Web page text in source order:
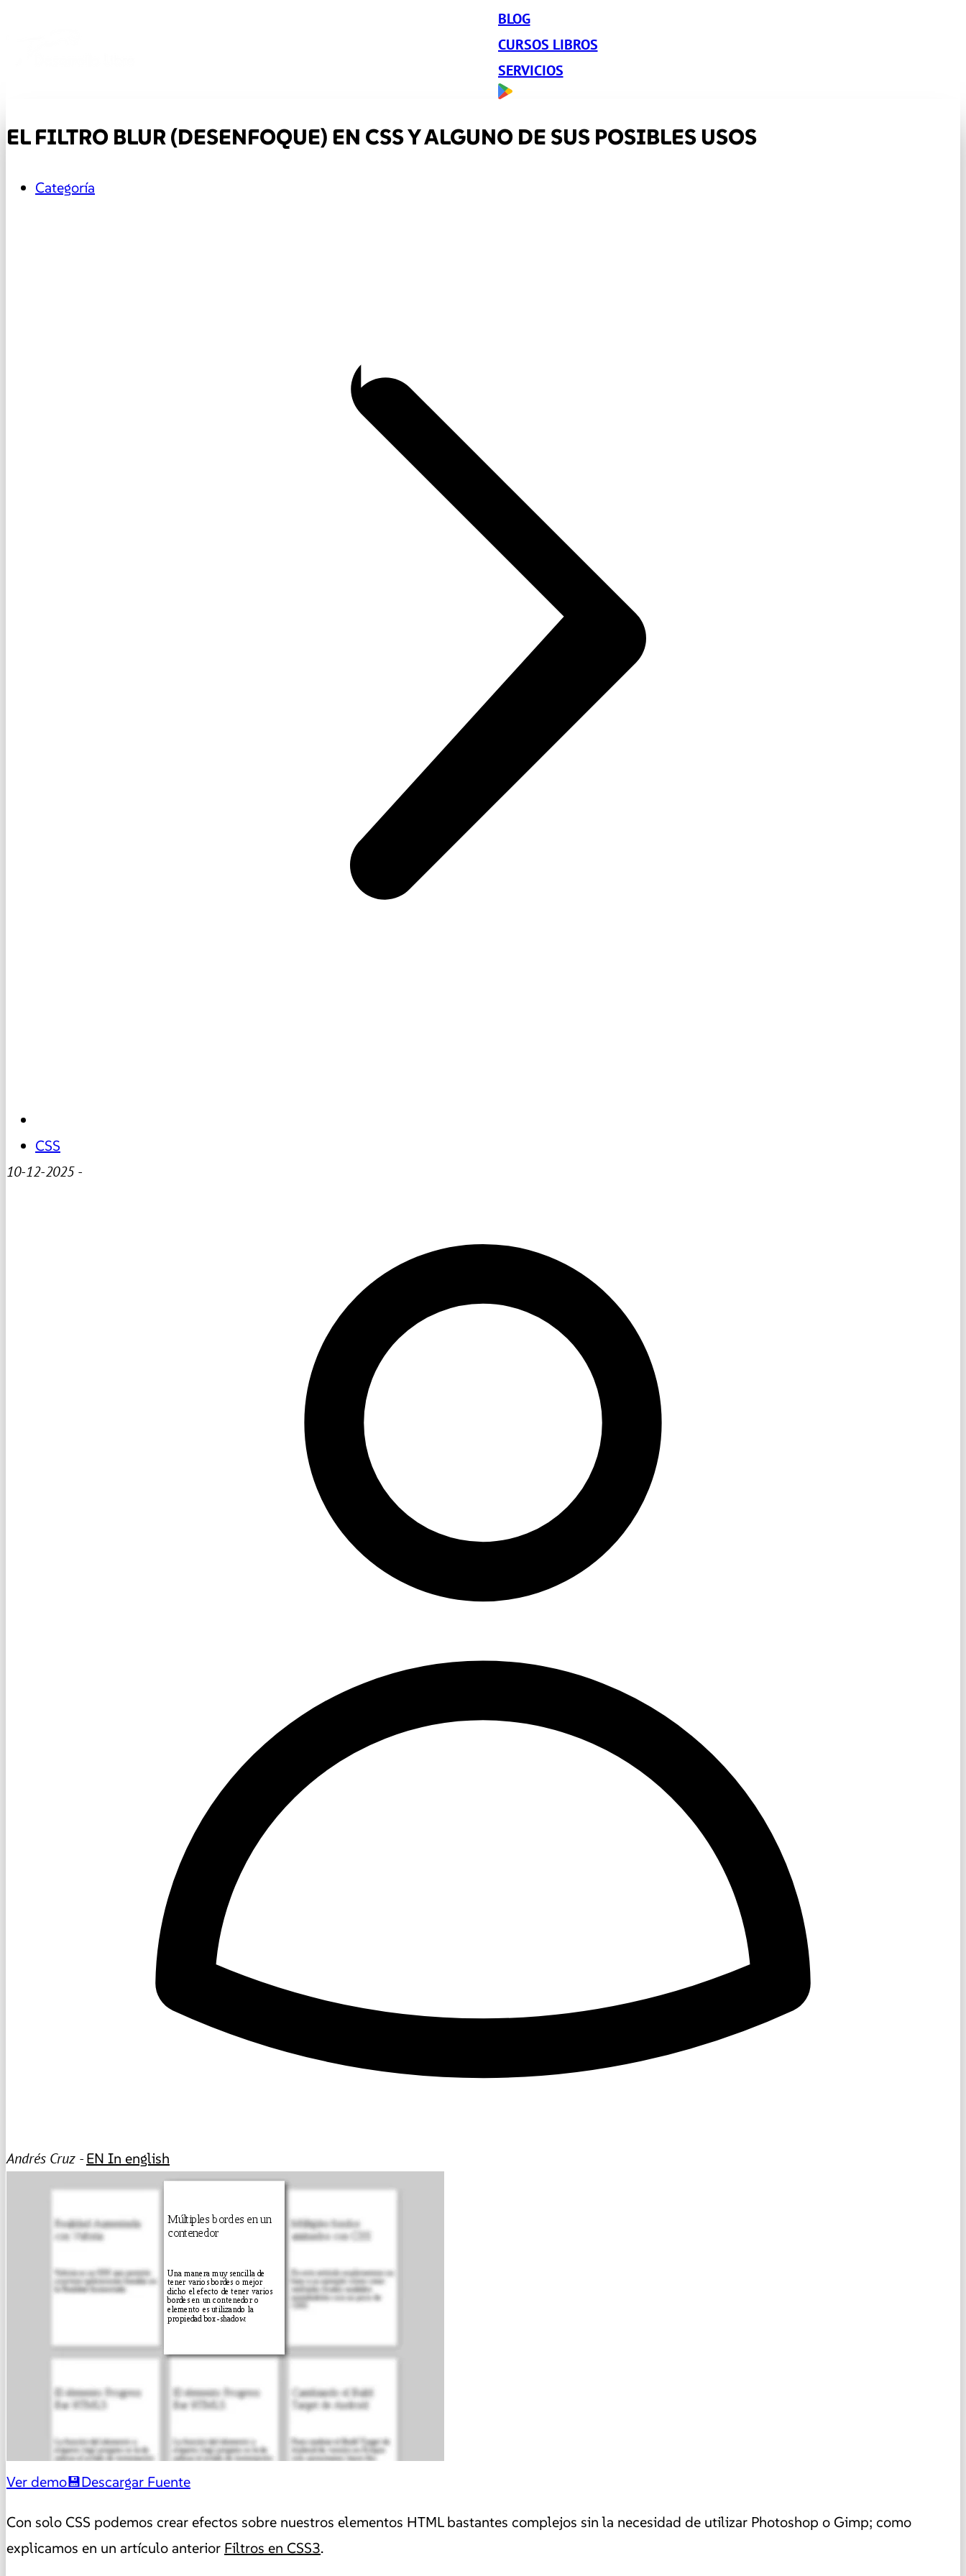
BLOG
CURSOS LIBROS
SERVICIOS
EL FILTRO BLUR (DESENFOQUE) EN CSS Y ALGUNO DE SUS POSIBLES USOS
Categoría
CSS
10-12-2025-
Andrés Cruz -EN In english
Ver demo Descargar Fuente
Con solo CSS podemos crear efectos sobre nuestros elementos HTML bastantes complejos sin la necesidad de utilizar Photoshop o Gimp; como
explicamos en un artículo anterior Filtros en CSS3.